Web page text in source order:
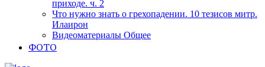
приходе. ч. 2
Что нужно знать о грехопадении. 10 тезисов митр.
Илаирон
Видеоматериалы Общее
ФОТО